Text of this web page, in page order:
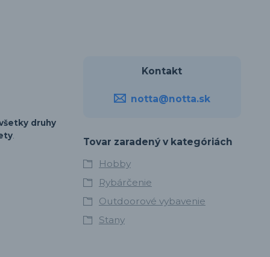
druhy
Kontakt
notta@notta.sk
Tovar zaradený v kategóriách
Hobby
Rybárčenie
Outdoorové vybavenie
Stany